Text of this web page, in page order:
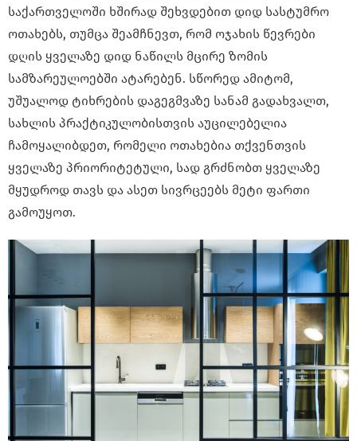
საქართველოში ხშირად შეხვდებით დიდ სასტუმრო
ოთახებს, თუმცა შეამჩნევთ, რომ ოჯახის წევრები
დღის ყველაზე დიდ ნაწილს მცირე ზომის
სამზარეულოებში ატარებენ. სწორედ ამიტომ,
უშუალოდ ტიხრების დაგეგმვაზე სანამ გადახვალთ,
სახლის პრაქტიკულობისთვის აუცილებელია
ჩამოყალიბდეთ, რომელი ოთახებია თქვენთვის
ყველაზე პრიორიტეტული, სად გრძნობთ ყველაზე
მყუდროდ თავს და ასეთ სივრცეებს მეტი ფართი
გამოუყოთ.